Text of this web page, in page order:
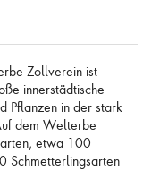
Zollverein ist
innerstädtische
Pflanzen in der stark
dem Welterbe
etwa 100
Schmetterlingsarten